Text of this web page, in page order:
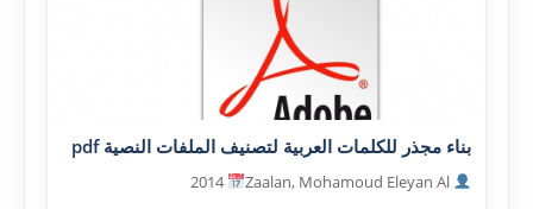
بناء مجذر للكلمات العربية لتصنيف الملفات النصية pdf
2014